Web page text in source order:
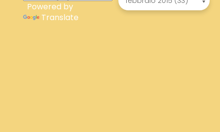
Powered by
Translate